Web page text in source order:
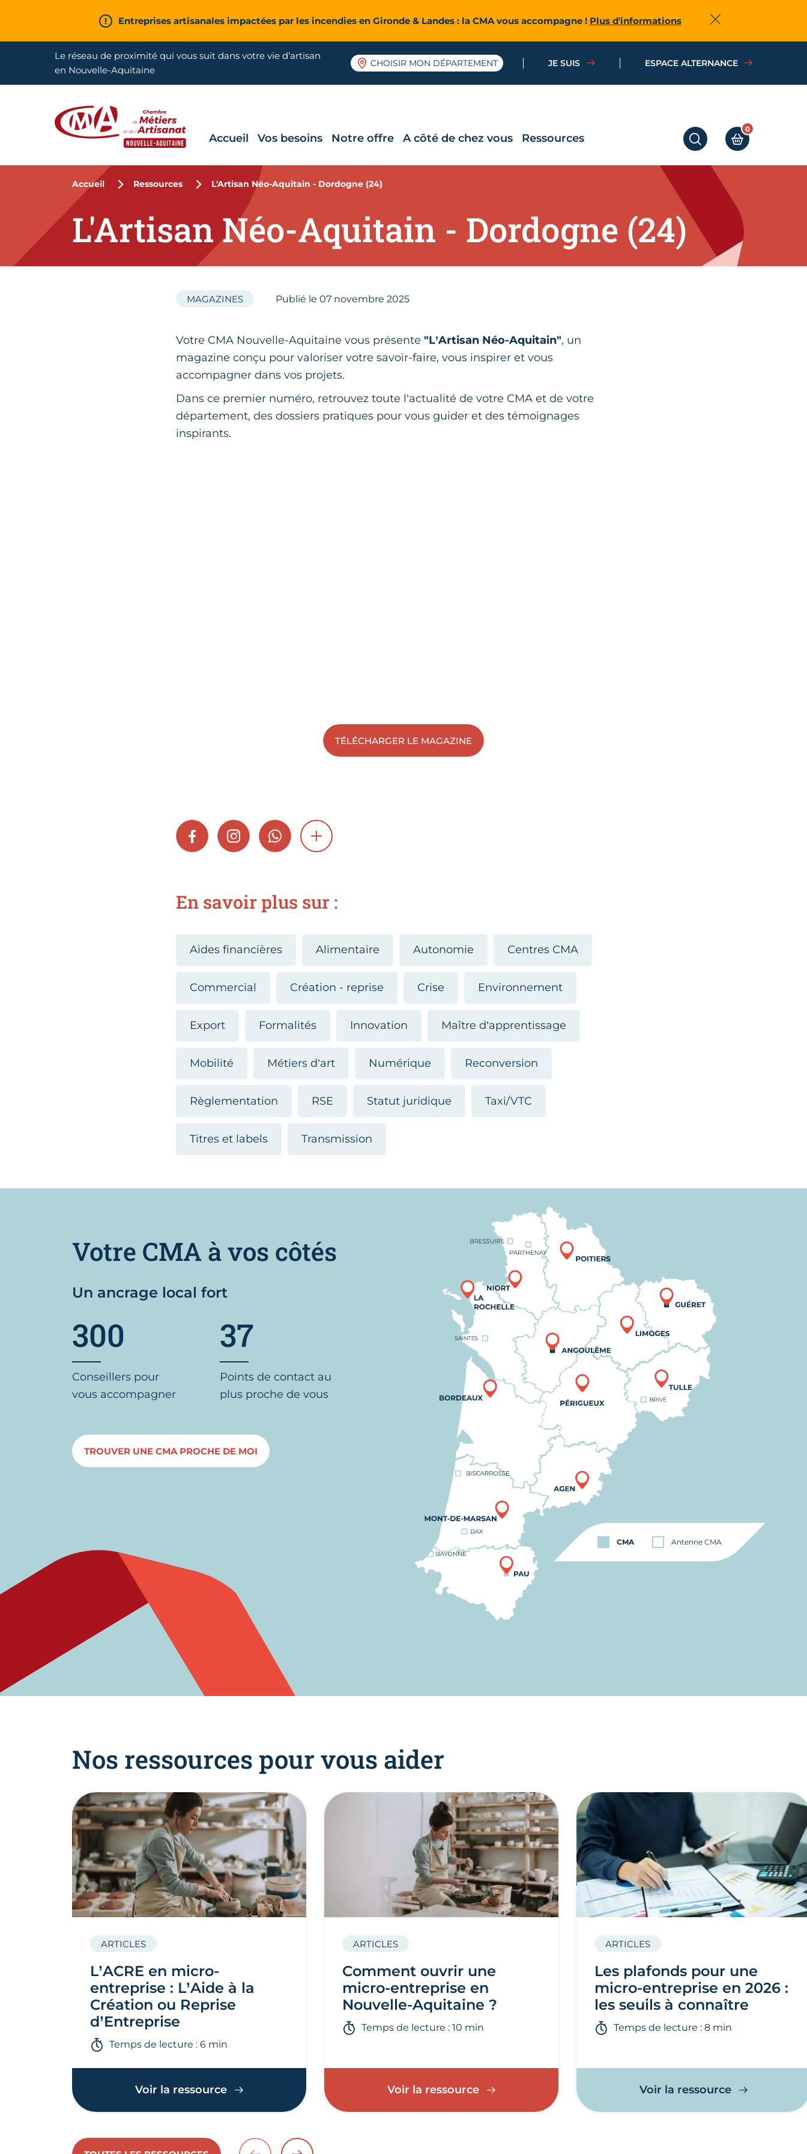
Entreprises artisanales impactées par les incendies en Gironde & Landes : la CMA vous accompagne ! Plus d'informations Fermer
Le réseau de proximité qui vous suit dans votre vie d’artisan
en Nouvelle-Aquitaine
CHOISIR MON DÉPARTEMENT JE SUIS ESPACE ALTERNANCE
RECHERCHERMON PANIER
0
Accueil Vos besoins Notre offre A côté de chez vous Ressources
Accueil Ressources L'Artisan Néo-Aquitain - Dordogne (24)
L'Artisan Néo-Aquitain - Dordogne (24)
MAGAZINES Publié le07 novembre 2025
Votre CMA Nouvelle-Aquitaine vous présente "L’Artisan Néo-Aquitain", un
magazine conçu pour valoriser votre savoir-faire, vous inspirer et vous
accompagner dans vos projets.
Dans ce premier numéro, retrouvez toute l’actualité de votre CMA et de votre
département, des dossiers pratiques pour vous guider et des témoignages
inspirants.
TÉLÉCHARGER LE MAGAZINE
FACEBOOKINSTAGRAMWHATSAPPSHOW MORE
En savoir plus sur :
Aides financières Alimentaire Autonomie Centres CMA
Commercial Création - reprise Crise Environnement
Export Formalités Innovation Maître d’apprentissage
Mobilité Métiers d’art Numérique Reconversion
Règlementation RSE Statut juridique Taxi/VTC
Titres et labels Transmission
CMA Antenne CMA
Votre CMA à vos côtés
Un ancrage local fort
300
Conseillers pour
vous accompagner
37
Points de contact au
plus proche de vous
TROUVER UNE CMA PROCHE DE MOI
Nos ressources pour vous aider
L’ACRE en micro-
entreprise : L’Aide à la
Création ou Reprise
d’Entreprise
ARTICLES
Temps de lecture : 6 min
Voir la ressource
Comment ouvrir une
micro-entreprise en
Nouvelle-Aquitaine ?
ARTICLES
Temps de lecture : 10 min
Voir la ressource
Les plafonds pour une
micro-entreprise en 2026 :
les seuils à connaître
ARTICLES
Temps de lecture : 8 min
Voir la ressource